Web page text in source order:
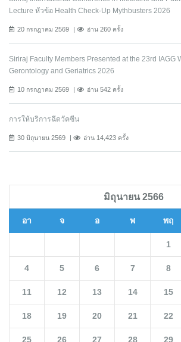
Lecture หัวข้อ Health Check-Up Mythbusters 2026
20 กรกฎาคม 2569 อ่าน 260 ครั้ง
Siriraj Faculty Members Presented at the 23rd IAGG
Gerontology and Geriatrics 2026
10 กรกฎาคม 2569 อ่าน 542 ครั้ง
การให้บริการฉีดวัคซีน
30 มิถุนายน 2569 อ่าน 14,423 ครั้ง
มิถุนายน 2566
อา จ อ พ พฤ
1
4 5 6 7 8
11 12 13 14 15
18 19 20 21 22
25 26 27 28 29